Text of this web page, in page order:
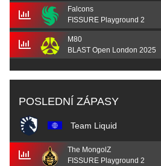
Falcons
FISSURE Playground 2
M80
BLAST Open London 2025
POSLEDNÍ ZÁPASY
Team Liquid
The MongolZ
FISSURE Playground 2